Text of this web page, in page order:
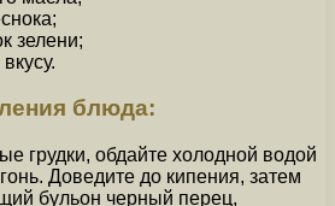
зелени;
блюда:
грудки, обдайте холодной водой
Доведите до кипения, затем
бульон черный перец,